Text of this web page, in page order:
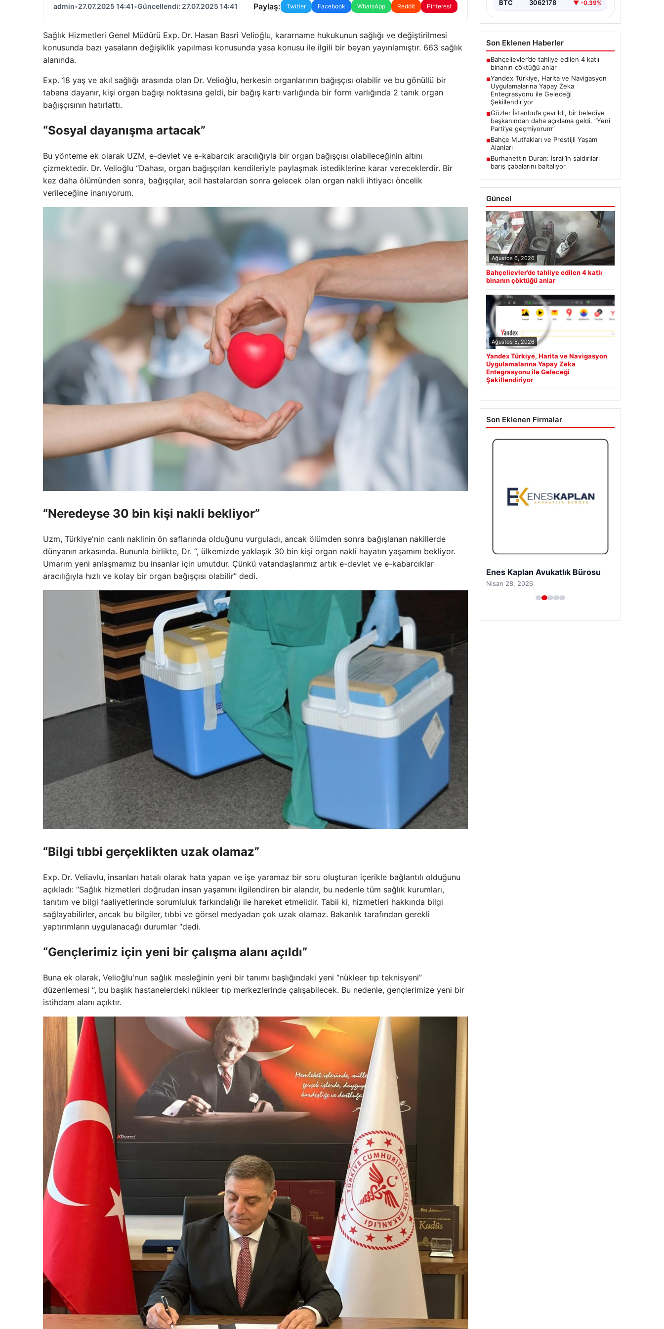
admin•27.07.2025 14:41•Güncellendi: 27.07.2025 14:41 Paylaş: Twitter Facebook WhatsApp Reddit Pinterest
Sağlık Hizmetleri Genel Müdürü Exp. Dr. Hasan Basri Velioğlu, kararname hukukunun sağlığı ve değiştirilmesi
konusunda bazı yasaların değişiklik yapılması konusunda yasa konusu ile ilgili bir beyan yayınlamıştır. 663 sağlık
alanında.
Exp. 18 yaş ve akıl sağlığı arasında olan Dr. Velioğlu, herkesin organlarının bağışçısı olabilir ve bu gönüllü bir
tabana dayanır, kişi organ bağışı noktasına geldi, bir bağış kartı varlığında bir form varlığında 2 tanık organ
bağışçısının hatırlattı.
“Sosyal dayanışma artacak”
Bu yönteme ek olarak UZM, e-devlet ve e-kabarcık aracılığıyla bir organ bağışçısı olabileceğinin altını
çizmektedir. Dr. Velioğlu “Dahası, organ bağışçıları kendileriyle paylaşmak istediklerine karar vereceklerdir. Bir
kez daha ölümünden sonra, bağışçılar, acil hastalardan sonra gelecek olan organ nakli ihtiyacı öncelik
verileceğine inanıyorum.
“Neredeyse 30 bin kişi nakli bekliyor”
Uzm, Türkiye'nin canlı naklinin ön saflarında olduğunu vurguladı, ancak ölümden sonra bağışlanan nakillerde
dünyanın arkasında. Bununla birlikte, Dr. “, ülkemizde yaklaşık 30 bin kişi organ nakli hayatın yaşamını bekliyor.
Umarım yeni anlaşmamız bu insanlar için umutdur. Çünkü vatandaşlarımız artık e-devlet ve e-kabarcıklar
aracılığıyla hızlı ve kolay bir organ bağışçısı olabilir” dedi.
“Bilgi tıbbi gerçeklikten uzak olamaz”
Exp. Dr. Veliavlu, insanları hatalı olarak hata yapan ve işe yaramaz bir soru oluşturan içerikle bağlantılı olduğunu
açıkladı: “Sağlık hizmetleri doğrudan insan yaşamını ilgilendiren bir alandır, bu nedenle tüm sağlık kurumları,
tanıtım ve bilgi faaliyetlerinde sorumluluk farkındalığı ile hareket etmelidir. Tabii ki, hizmetleri hakkında bilgi
sağlayabilirler, ancak bu bilgiler, tıbbi ve görsel medyadan çok uzak olamaz. Bakanlık tarafından gerekli
yaptırımların uygulanacağı durumlar “dedi.
“Gençlerimiz için yeni bir çalışma alanı açıldı”
Buna ek olarak, Velioğlu'nun sağlık mesleğinin yeni bir tanımı başlığındaki yeni “nükleer tıp teknisyeni”
düzenlemesi “, bu başlık hastanelerdeki nükleer tıp merkezlerinde çalışabilecek. Bu nedenle, gençlerimize yeni bir
istihdam alanı açıktır.
BTC 3062178 ▼ -0.39%
Son Eklenen Haberler
■Bahçelievler’de tahliye edilen 4 katlı
binanın çöktüğü anlar
■Yandex Türkiye, Harita ve Navigasyon
Uygulamalarına Yapay Zeka
Entegrasyonu ile Geleceği
Şekillendiriyor
■Gözler İstanbul’a çevrildi, bir belediye
başkanından daha açıklama geldi. “Yeni
Parti’ye geçmiyorum”
■Bahçe Mutfakları ve Prestijli Yaşam
Alanları
■Burhanettin Duran: İsrail’in saldırıları
barış çabalarını baltalıyor
Güncel
Ağustos 6, 2026
Bahçelievler’de tahliye edilen 4 katlı
binanın çöktüğü anlar
Ağustos 5, 2026
Yandex Türkiye, Harita ve Navigasyon
Uygulamalarına Yapay Zeka
Entegrasyonu ile Geleceği
Şekillendiriyor
Son Eklenen Firmalar
Enes Kaplan Avukatlık Bürosu
Nisan 28, 2026